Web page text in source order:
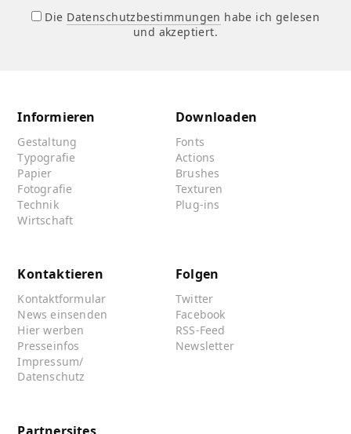
Die Datenschutzbestimmungen habe ich gelesen
und akzeptiert.
Informieren
Gestaltung
Typografie
Papier
Fotografie
Technik
Wirtschaft
Downloaden
Fonts
Actions
Brushes
Texturen
Plug-ins
Kontaktieren
Kontaktformular
News einsenden
Hier werben
Presseinfos
Impressum/
Datenschutz
Folgen
Twitter
Facebook
RSS-Feed
Newsletter